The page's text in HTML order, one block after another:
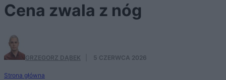
Cena zwala z nóg
GRZEGORZ DĄBEK 5 CZERWCA 2026
Strona główna